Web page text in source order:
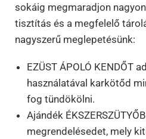
sokáig megmaradjon
tisztítás és a megfelelő
nagyszerű meglepetésünk:
EZÜST ÁPOLÓ KENDŐT
használatával karkötőd
fog tündökölni.
Ajándék
megrendelésedet, mely